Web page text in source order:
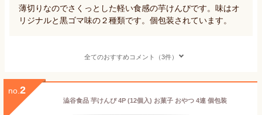
薄切りなのでさくっとした軽い食感の芋けんぴです。味はオ
リジナルと黒ゴマ味の２種類です。個包装されています。
全てのおすすめコメント（3件）
no. 2
澁谷食品 芋けんぴ 4P (12個入) お菓子 おやつ 4連 個包装